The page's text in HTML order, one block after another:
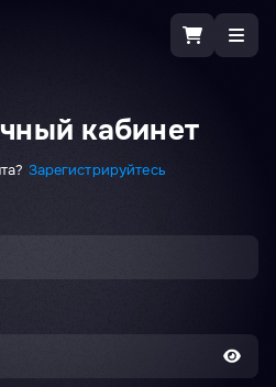
кабинет
Зарегистрируйтесь